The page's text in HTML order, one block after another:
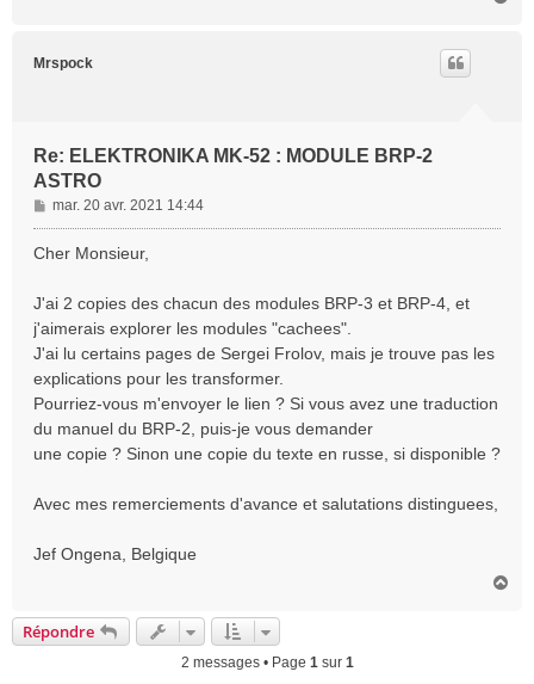
Mrspock
Re: ELEKTRONIKA MK-52 : MODULE BRP-2
ASTRO
M
e
s
g
e
mar. 20 avr. 2021 14:44
Cher Monsieur,
J'ai 2 copies des chacun des modules BRP-3 et BRP-4, et
j'aimerais explorer les modules "cachees".
J'ai lu certains pages de Sergei Frolov, mais je trouve pas les
explications pour les transformer.
Pourriez-vous m'envoyer le lien ? Si vous avez une traduction
du manuel du BRP-2, puis-je vous demander
une copie ? Sinon une copie du texte en russe, si disponible ?
Avec mes remerciements d'avance et salutations distinguees,
Jef Ongena, Belgique
Répondre
2 messages • Page 1sur 1